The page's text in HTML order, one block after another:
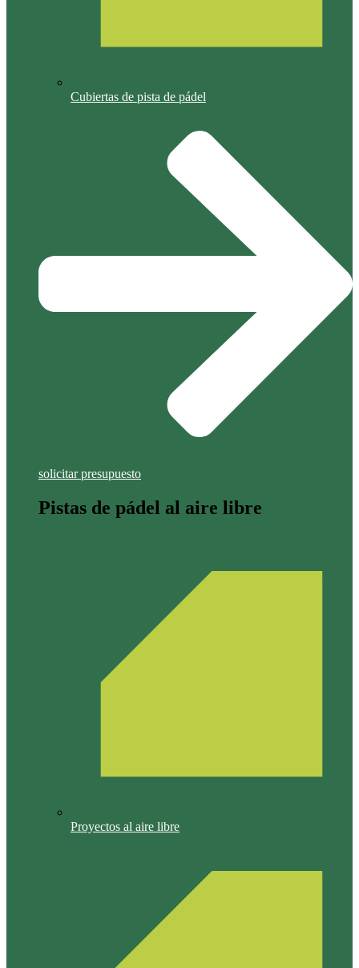
Cubiertas de pista de pádel
solicitar presupuesto
Pistas de pádel al aire libre
Proyectos al aire libre